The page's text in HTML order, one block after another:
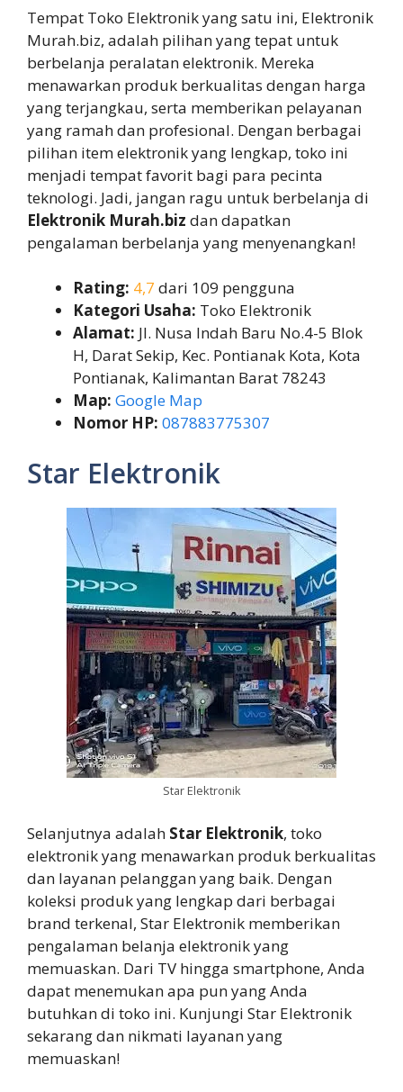
Tempat Toko Elektronik yang satu ini, Elektronik
Murah.biz, adalah pilihan yang tepat untuk
berbelanja peralatan elektronik. Mereka
menawarkan produk berkualitas dengan harga
yang terjangkau, serta memberikan pelayanan
yang ramah dan profesional. Dengan berbagai
pilihan item elektronik yang lengkap, toko ini
menjadi tempat favorit bagi para pecinta
teknologi. Jadi, jangan ragu untuk berbelanja di
Elektronik Murah.biz dan dapatkan
pengalaman berbelanja yang menyenangkan!
Rating: 4,7 dari 109 pengguna
Kategori Usaha: Toko Elektronik
Alamat: Jl. Nusa Indah Baru No.4-5 Blok
H, Darat Sekip, Kec. Pontianak Kota, Kota
Pontianak, Kalimantan Barat 78243
Map: Google Map
Nomor HP: 087883775307
Star Elektronik
Star Elektronik
Selanjutnya adalah Star Elektronik, toko
elektronik yang menawarkan produk berkualitas
dan layanan pelanggan yang baik. Dengan
koleksi produk yang lengkap dari berbagai
brand terkenal, Star Elektronik memberikan
pengalaman belanja elektronik yang
memuaskan. Dari TV hingga smartphone, Anda
dapat menemukan apa pun yang Anda
butuhkan di toko ini. Kunjungi Star Elektronik
sekarang dan nikmati layanan yang
memuaskan!